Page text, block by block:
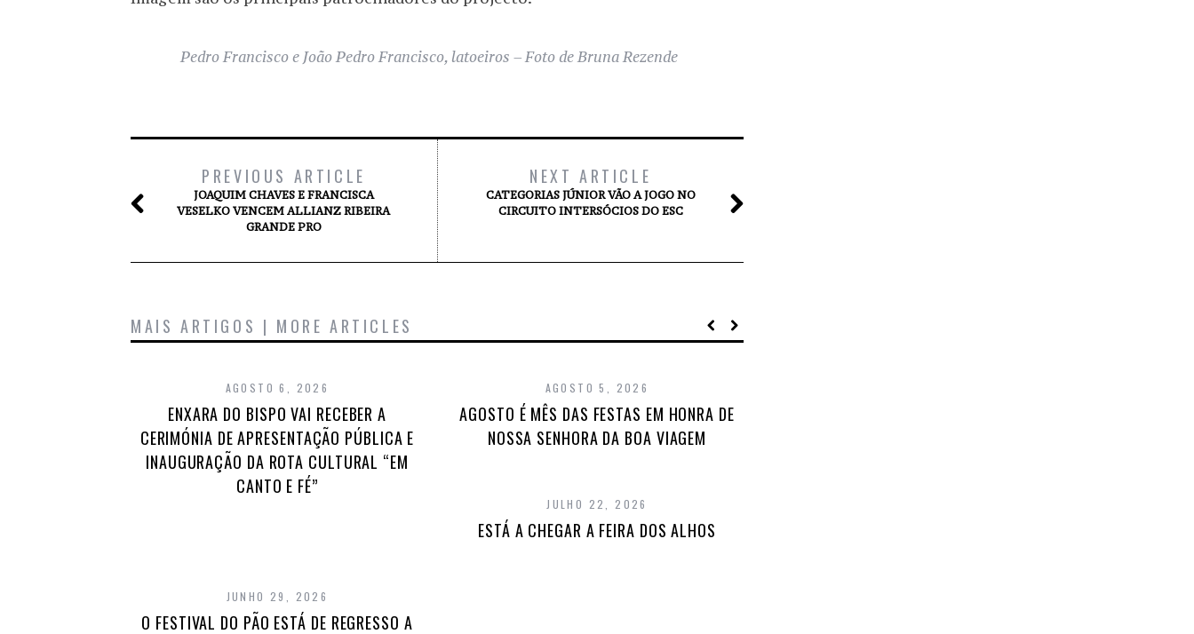
Pedro Francisco e João Pedro Francisco, latoeiros – Foto de Bruna Rezende
PREVIOUS ARTICLE
JOAQUIM CHAVES E FRANCISCA
VESELKO VENCEM ALLIANZ RIBEIRA
GRANDE PRO
NEXT ARTICLE
CATEGORIAS JÚNIOR VÃO A JOGO NO
CIRCUITO INTERSÓCIOS DO ESC
MAIS ARTIGOS | MORE ARTICLES
AGOSTO 6, 2026
ENXARA DO BISPO VAI RECEBER A
CERIMÓNIA DE APRESENTAÇÃO PÚBLICA E
INAUGURAÇÃO DA ROTA CULTURAL “EM
CANTO E FÉ”
AGOSTO 5, 2026
AGOSTO É MÊS DAS FESTAS EM HONRA DE
NOSSA SENHORA DA BOA VIAGEM
JULHO 22, 2026
ESTÁ A CHEGAR A FEIRA DOS ALHOS
JUNHO 29, 2026
O FESTIVAL DO PÃO ESTÁ DE REGRESSO A